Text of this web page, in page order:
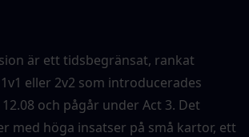
är ett tidsbegränsat, rankat
eller 2v2 som introducerades
12.08 och pågår under Act 3. Det
med höga insatser på små kartor, ett